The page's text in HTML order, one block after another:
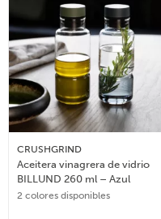
CRUSHGRIND
Aceitera vinagrera de vidrio
BILLUND 260 ml – Azul
2 colores disponibles